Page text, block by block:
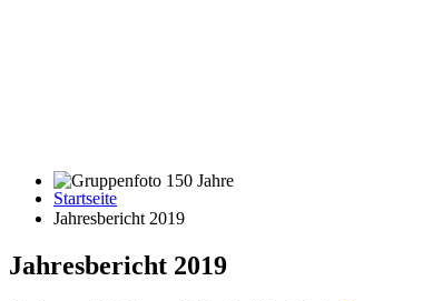
Gruppenfoto 150 Jahre
Startseite
Jahresbericht 2019
Jahresbericht 2019